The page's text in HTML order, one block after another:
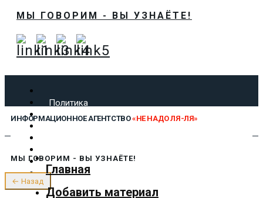
МЫ ГОВОРИМ - ВЫ УЗНАЁТЕ!
Политика
Экономика
Культура
Предложить новость
О нас
ИНФОРМАЦИОННОЕ АГЕНТСТВО«НЕ НАДО ЛЯ-ЛЯ»
Главная
Добавить материал
МЫ ГОВОРИМ - ВЫ УЗНАЁТЕ!
← Назад